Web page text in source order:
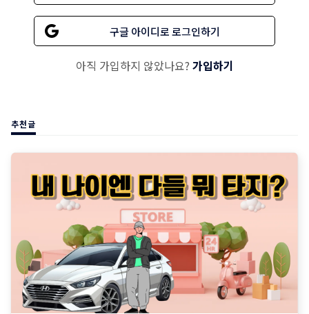
구글 아이디로 로그인하기
아직 가입하지 않았나요? 가입하기
추천글